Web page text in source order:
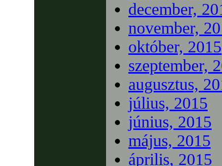
december,
november,
október, 2015
szeptember,
augusztus,
július, 2015
június, 2015
május, 2015
április, 2015